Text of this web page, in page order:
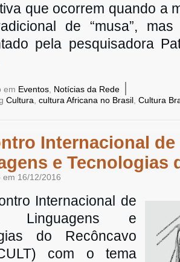
que ocorrem quando a
de “musa”,
pela pesquisadora
em Eventos Notícias da Rede |
Cultura cultura Africana no Brasil Cultura
Internacional
e Tecnologias
em 16/12/2016
Internacional de
Linguagens e
do Recôncavo
com o tema